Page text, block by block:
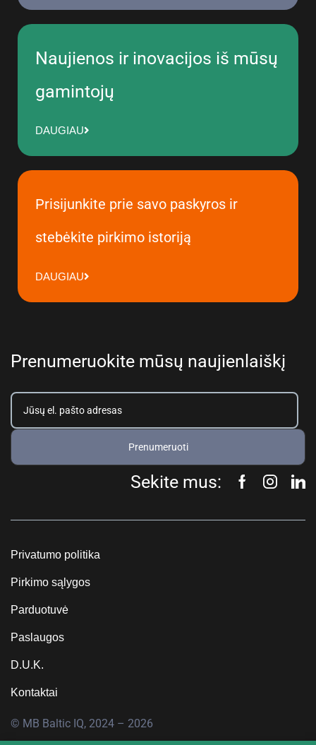
Naujienos ir inovacijos iš mūsų
gamintojų
DAUGIAU
Prisijunkite prie savo paskyros ir
stebėkite pirkimo istoriją
DAUGIAU
Prenumeruokite mūsų naujienlaiškį
Prenumeruoti
Sekite mus:
Privatumo politika
Pirkimo sąlygos
Parduotuvė
Paslaugos
D.U.K.
Kontaktai
© MB Baltic IQ, 2024 – 2026